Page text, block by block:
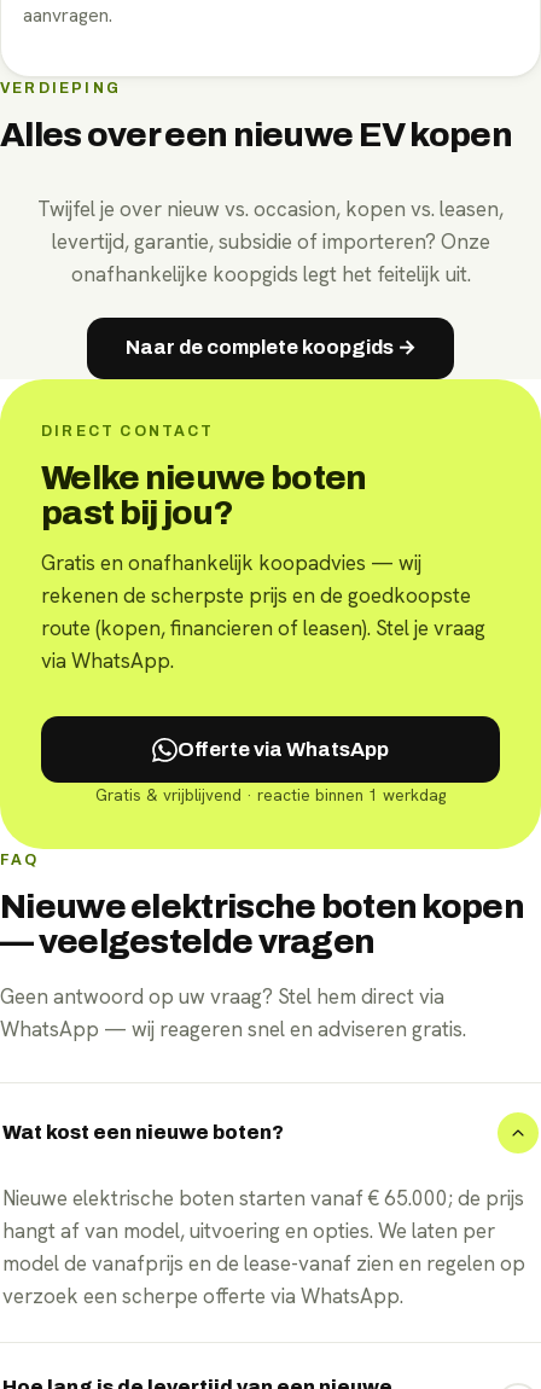
aanvragen.
VERDIEPING
Alles over een nieuwe EV kopen
Twijfel je over nieuw vs. occasion, kopen vs. leasen,
levertijd, garantie, subsidie of importeren? Onze
onafhankelijke koopgids legt het feitelijk uit.
Naar de complete koopgids →
DIRECT CONTACT
Welke nieuwe boten
past bij jou?
Gratis en onafhankelijk koopadvies — wij
rekenen de scherpste prijs en de goedkoopste
route (kopen, financieren of leasen). Stel je vraag
via WhatsApp.
Offerte via WhatsApp
Gratis & vrijblijvend · reactie binnen 1 werkdag
FAQ
Nieuwe elektrische boten kopen
— veelgestelde vragen
Geen antwoord op uw vraag? Stel hem direct via
WhatsApp — wij reageren snel en adviseren gratis.
Wat kost een nieuwe boten?
Nieuwe elektrische boten starten vanaf € 65.000; de prijs
hangt af van model, uitvoering en opties. We laten per
model de vanafprijs en de lease-vanaf zien en regelen op
verzoek een scherpe offerte via WhatsApp.